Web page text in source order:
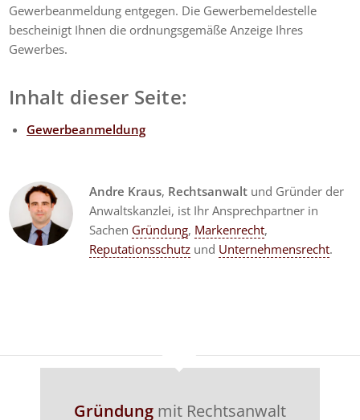
Gewerbeanmeldung entgegen. Die Gewerbemeldestelle
bescheinigt Ihnen die ordnungsgemäße Anzeige Ihres
Gewerbes.
Inhalt dieser Seite:
Gewerbeanmeldung
Andre Kraus, Rechtsanwalt und Gründer der
Anwaltskanzlei, ist Ihr Ansprechpartner in
Sachen Gründung, Markenrecht,
Reputationsschutz und Unternehmensrecht.
Gründung mit Rechtsanwalt